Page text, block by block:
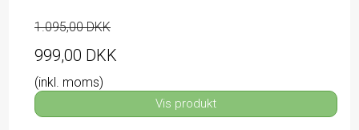
1.095,00 DKK
999,00 DKK
(inkl. moms)
Vis produkt